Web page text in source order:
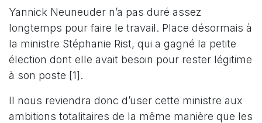
Yannick Neuneuder n’a pas duré assez
longtemps pour faire le travail. Place désormais à
la ministre Stéphanie Rist, qui a gagné la petite
élection dont elle avait besoin pour rester légitime
à son poste [1].
Il nous reviendra donc d’user cette ministre aux
ambitions totalitaires de la même manière que les